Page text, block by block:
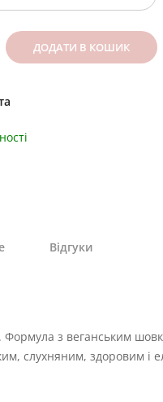
ДОДАТИ В КОШИК
Формула з веганським
слухняним, здоровим і
Відгуки